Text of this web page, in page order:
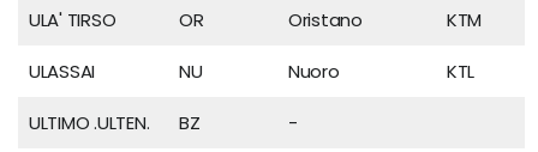
ULA' TIRSO OR Oristano KTM
ULASSAI NU Nuoro KTL
ULTIMO .ULTEN. BZ -